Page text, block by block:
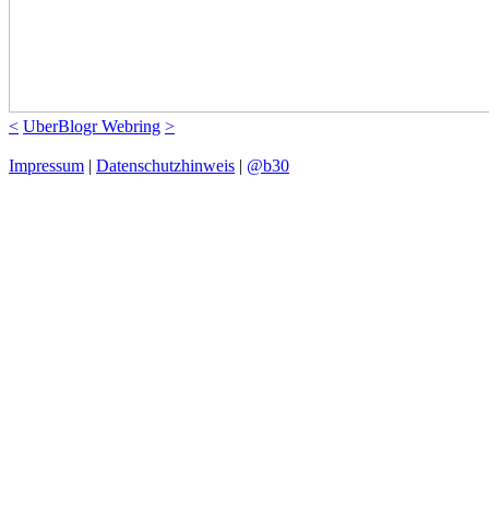
< UberBlogr Webring >
Impressum | Datenschutzhinweis | @b30